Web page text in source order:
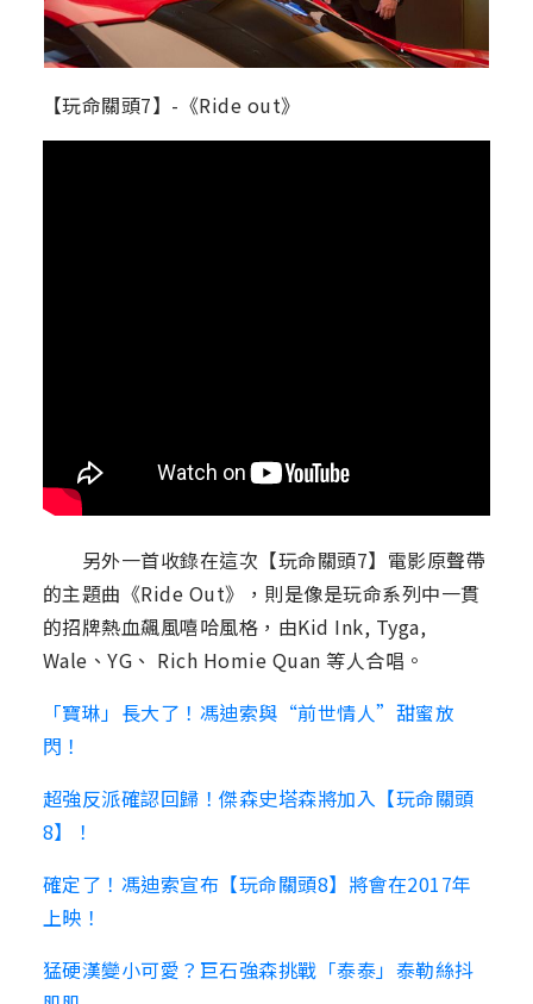
【玩命關頭7】-《Ride out》
另外一首收錄在這次【玩命關頭7】電影原聲帶
的主題曲《Ride Out》，則是像是玩命系列中一貫
的招牌熱血飆風嘻哈風格，由Kid Ink, Tyga,
Wale、YG、 Rich Homie Quan 等人合唱。
「寶琳」長大了！馮迪索與“前世情人”甜蜜放
閃！
超強反派確認回歸！傑森史塔森將加入【玩命關頭
8】！
確定了！馮迪索宣布【玩命關頭8】將會在2017年
上映！
猛硬漢變小可愛？巨石強森挑戰「泰泰」泰勒絲抖